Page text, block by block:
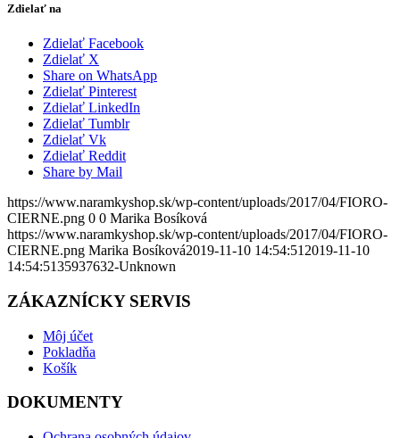
Zdielať na
Zdielať Facebook
Zdielať X
Share on WhatsApp
Zdielať Pinterest
Zdielať LinkedIn
Zdielať Tumblr
Zdielať Vk
Zdielať Reddit
Share by Mail
https://www.naramkyshop.sk/wp-content/uploads/2017/04/FIORO-
CIERNE.png 0 0 Marika Bosíková
https://www.naramkyshop.sk/wp-content/uploads/2017/04/FIORO-
CIERNE.png Marika Bosíková2019-11-10 14:54:51 2019-11-10
14:54:5135937632-Unknown
ZÁKAZNÍCKY SERVIS
Môj účet
Pokladňa
Košík
DOKUMENTY